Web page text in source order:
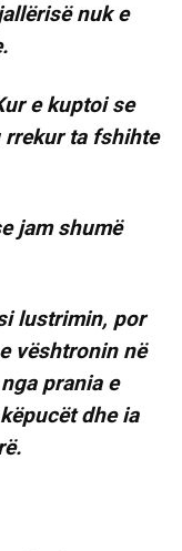
nuk e
e kuptoi se
ta fshihte
jam shumë
lustrimin, por
vështronin në
prania e
dhe ia